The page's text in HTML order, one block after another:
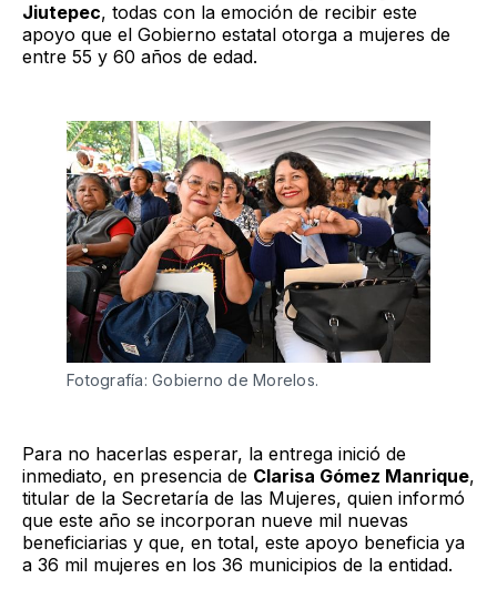
Jiutepec, todas con la emoción de recibir este
apoyo que el Gobierno estatal otorga a mujeres de
entre 55 y 60 años de edad.
Fotografía: Gobierno de Morelos.
Para no hacerlas esperar, la entrega inició de
inmediato, en presencia de Clarisa Gómez Manrique,
titular de la Secretaría de las Mujeres, quien informó
que este año se incorporan nueve mil nuevas
beneficiarias y que, en total, este apoyo beneficia ya
a 36 mil mujeres en los 36 municipios de la entidad.